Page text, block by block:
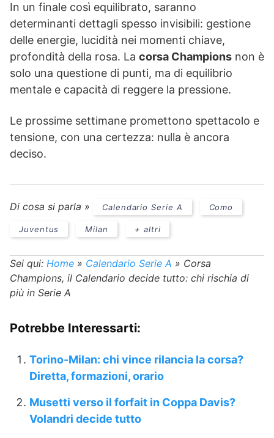
In un finale così equilibrato, saranno
determinanti dettagli spesso invisibili: gestione
delle energie, lucidità nei momenti chiave,
profondità della rosa. La corsa Champions non è
solo una questione di punti, ma di equilibrio
mentale e capacità di reggere la pressione.
Le prossime settimane promettono spettacolo e
tensione, con una certezza: nulla è ancora
deciso.
Di cosa si parla » Calendario Serie A Como
Juventus Milan + altri
Sei qui: Home » Calendario Serie A » Corsa
Champions, il Calendario decide tutto: chi rischia di
più in Serie A
Potrebbe Interessarti:
Torino-Milan: chi vince rilancia la corsa?
Diretta, formazioni, orario
Musetti verso il forfait in Coppa Davis?
Volandri decide tutto